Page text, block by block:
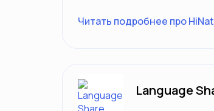
Читать подробнее про
Language